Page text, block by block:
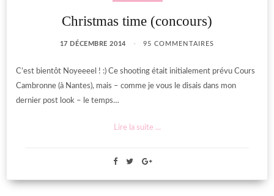
Christmas time (concours)
17 DÉCEMBRE 2014 95 COMMENTAIRES
C’est bientôt Noyeeeel ! :) Ce shooting était initialement prévu Cours
Cambronne (à Nantes), mais – comme je vous le disais dans mon
dernier post look – le temps…
Lire la suite ...